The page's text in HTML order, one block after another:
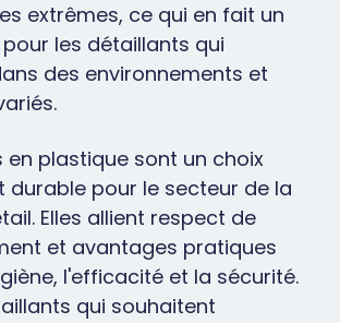
extrêmes, ce qui en fait un
les détaillants qui
des environnements et
en plastique sont un choix
durable pour le secteur de la
Elles allient respect de
et avantages pratiques
l'efficacité et la sécurité.
qui souhaitent